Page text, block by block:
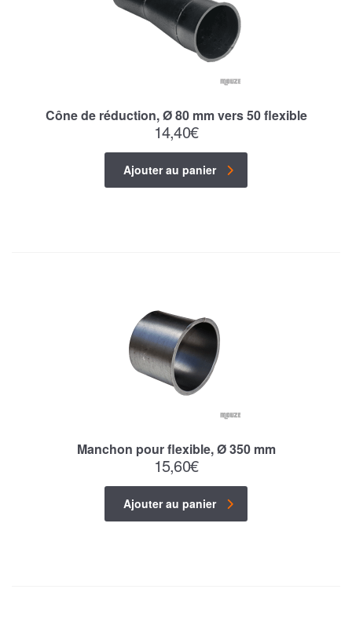
Cône de réduction, Ø 80 mm vers 50 flexible
14,40€
Ajouter au panier
Manchon pour flexible, Ø 350 mm
15,60€
Ajouter au panier